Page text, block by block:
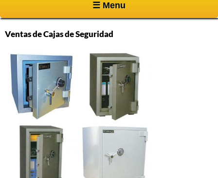
☰ Menu
Ventas de Cajas de Seguridad